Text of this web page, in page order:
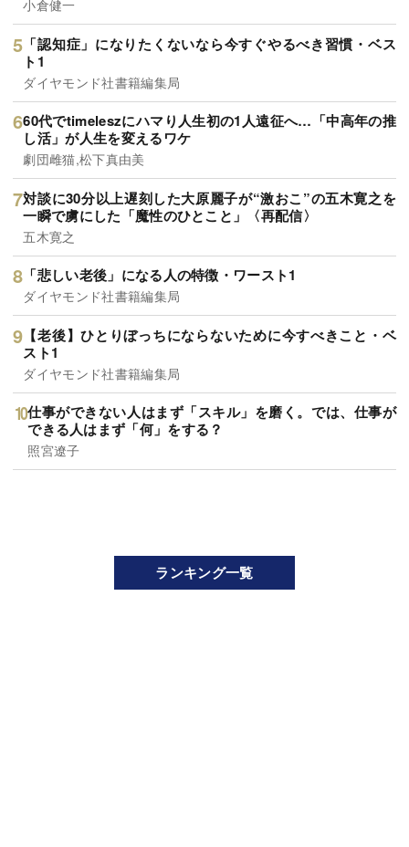
小倉健一
「認知症」になりたくないなら今すぐやるべき習慣・ベス
ト1
ダイヤモンド社書籍編集局
60代でtimeleszにハマり人生初の1人遠征へ…「中高年の推
し活」が人生を変えるワケ
劇団雌猫,松下真由美
対談に30分以上遅刻した大原麗子が“激おこ”の五木寛之を
一瞬で虜にした「魔性のひとこと」〈再配信〉
五木寛之
「悲しい老後」になる人の特徴・ワースト1
ダイヤモンド社書籍編集局
【老後】ひとりぼっちにならないために今すべきこと・ベ
スト1
ダイヤモンド社書籍編集局
仕事ができない人はまず「スキル」を磨く。では、仕事が
できる人はまず「何」をする？
照宮遼子
ランキング一覧